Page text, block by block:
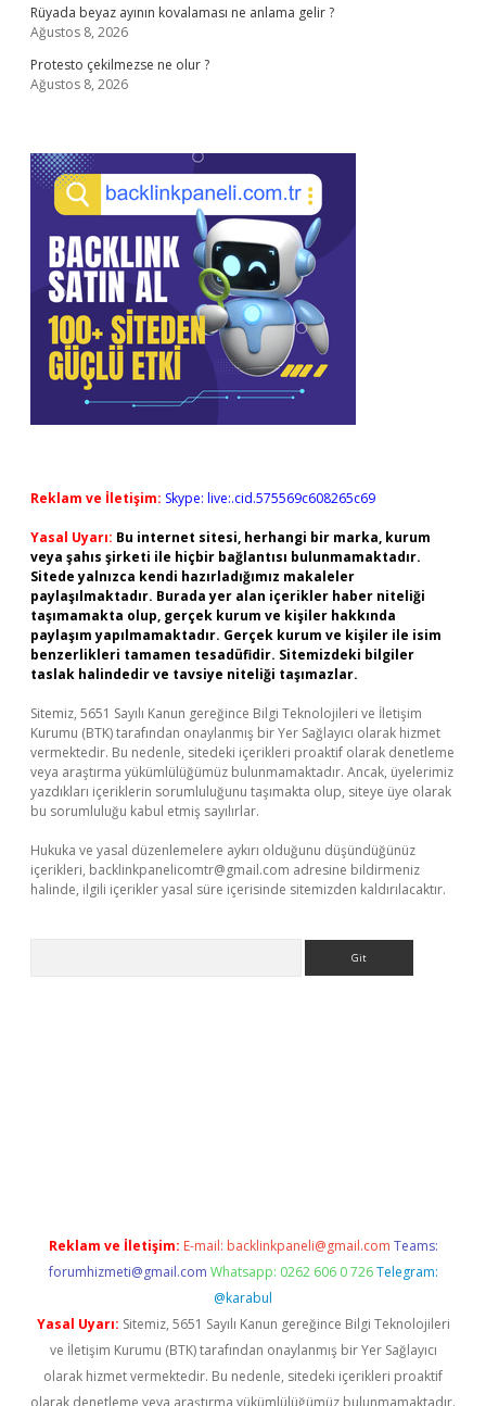
Rüyada beyaz ayının kovalaması ne anlama gelir ?
Ağustos 8, 2026
Protesto çekilmezse ne olur ?
Ağustos 8, 2026
Reklam ve İletişim: Skype: live:.cid.575569c608265c69
Yasal Uyarı: Bu internet sitesi, herhangi bir marka, kurum
veya şahıs şirketi ile hiçbir bağlantısı bulunmamaktadır.
Sitede yalnızca kendi hazırladığımız makaleler
paylaşılmaktadır. Burada yer alan içerikler haber niteliği
taşımamakta olup, gerçek kurum ve kişiler hakkında
paylaşım yapılmamaktadır. Gerçek kurum ve kişiler ile isim
benzerlikleri tamamen tesadüfidir. Sitemizdeki bilgiler
taslak halindedir ve tavsiye niteliği taşımazlar.
Sitemiz, 5651 Sayılı Kanun gereğince Bilgi Teknolojileri ve İletişim
Kurumu (BTK) tarafından onaylanmış bir Yer Sağlayıcı olarak hizmet
vermektedir. Bu nedenle, sitedeki içerikleri proaktif olarak denetleme
veya araştırma yükümlülüğümüz bulunmamaktadır. Ancak, üyelerimiz
yazdıkları içeriklerin sorumluluğunu taşımakta olup, siteye üye olarak
bu sorumluluğu kabul etmiş sayılırlar.
Hukuka ve yasal düzenlemelere aykırı olduğunu düşündüğünüz
içerikleri, backlinkpanelicomtr@gmail.com adresine bildirmeniz
halinde, ilgili içerikler yasal süre içerisinde sitemizden kaldırılacaktır.
Reklam ve İletişim: E-mail: backlinkpaneli@gmail.com Teams:
forumhizmeti@gmail.com Whatsapp: 0262 606 0 726 Telegram:
@karabul
Yasal Uyarı: Sitemiz, 5651 Sayılı Kanun gereğince Bilgi Teknolojileri
ve İletişim Kurumu (BTK) tarafından onaylanmış bir Yer Sağlayıcı
olarak hizmet vermektedir. Bu nedenle, sitedeki içerikleri proaktif
olarak denetleme veya araştırma yükümlülüğümüz bulunmamaktadır.